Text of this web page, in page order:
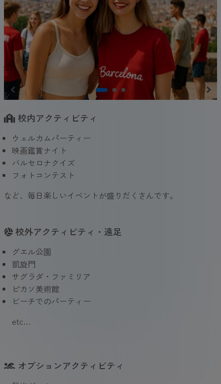
校内アクティビティ
ウェルカムパーティー
映画鑑賞ナイト
バルセロナクイズ
フォトコンテスト
など、毎日楽しいイベントが盛りだくさんです。
校外アクティビティ・遠足
グエル公園
凱旋門
サグラダ・ファミリア
ピカソ美術館
ビーチでのパーティー
etc…
オプションアクティビティ